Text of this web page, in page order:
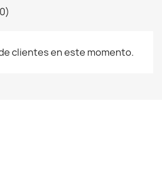
clientes en este momento.